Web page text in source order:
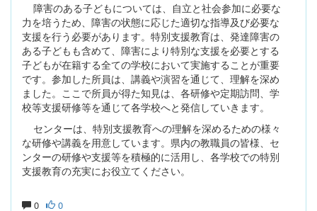
障害のある子どもについては、自立と社会参加に必要な
力を培うため、障害の状態に応じた適切な指導及び必要な
支援を行う必要があります。特別支援教育は、発達障害の
ある子どもも含めて、障害により特別な支援を必要とする
子どもが在籍する全ての学校において実施することが重要
です。参加した所員は、講義や演習を通じて、理解を深め
ました。ここで所員が得た知見は、各研修や定期訪問、学
校等支援研修等を通じて各学校へと発信していきます。
センターは、特別支援教育への理解を深めるための様々
な研修や講義を用意しています。県内の教職員の皆様、セ
ンターの研修や支援等を積極的に活用し、各学校での特別
支援教育の充実にお役立てください。
0 0